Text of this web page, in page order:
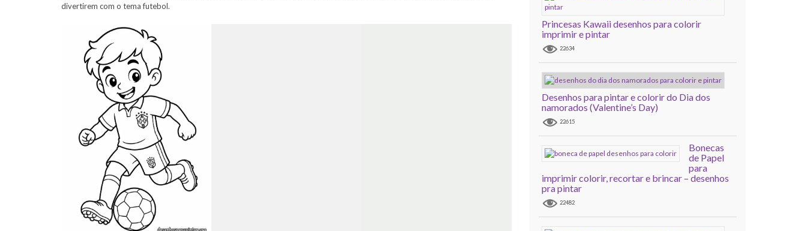
divertirem com o tema futebol.
Princesas Kawaii desenhos para colorir
imprimir e pintar
22634
Desenhos para pintar e colorir do Dia dos
namorados (Valentine’s Day)
22615
Bonecas
de Papel
para
imprimir colorir, recortar e brincar – desenhos
pra pintar
22482